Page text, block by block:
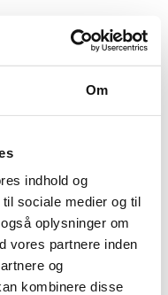
Om
indhold og
sociale medier og til
oplysninger om
vores partnere inden
og
kombinere disse